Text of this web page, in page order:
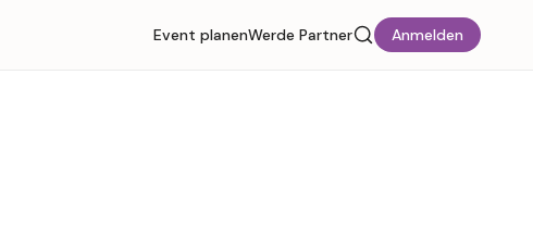
Event planenWerde Partner Anmelden